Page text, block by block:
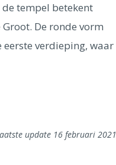
tempel betekent
De ronde vorm
eerste verdieping, waar
update 16 februari 2021